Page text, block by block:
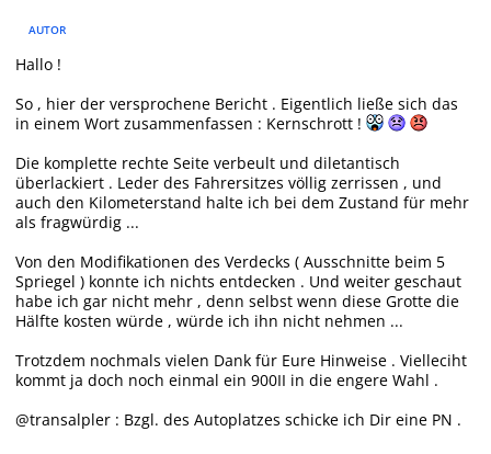
AUTOR
Hallo !
So , hier der versprochene Bericht . Eigentlich ließe sich das
in einem Wort zusammenfassen : Kernschrott !
Die komplette rechte Seite verbeult und diletantisch
überlackiert . Leder des Fahrersitzes völlig zerrissen , und
auch den Kilometerstand halte ich bei dem Zustand für mehr
als fragwürdig ...
Von den Modifikationen des Verdecks ( Ausschnitte beim 5
Spriegel ) konnte ich nichts entdecken . Und weiter geschaut
habe ich gar nicht mehr , denn selbst wenn diese Grotte die
Hälfte kosten würde , würde ich ihn nicht nehmen ...
Trotzdem nochmals vielen Dank für Eure Hinweise . Vielleciht
kommt ja doch noch einmal ein 900II in die engere Wahl .
@transalpler : Bzgl. des Autoplatzes schicke ich Dir eine PN .